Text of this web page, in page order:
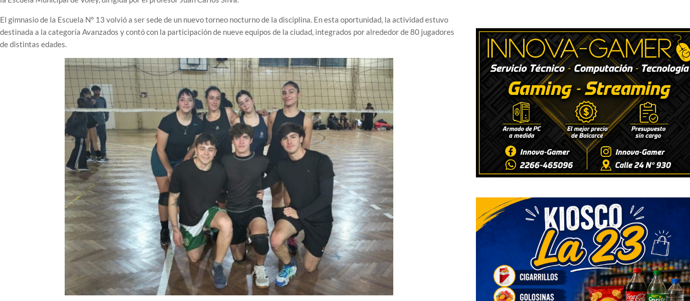
El gimnasio de la Escuela Nº 13 volvió a ser sede de un nuevo torneo nocturno de la disciplina. En esta oportunidad, la actividad estuvo
destinada a la categoría Avanzados y contó con la participación de nueve equipos de la ciudad, integrados por alrededor de 80 jugadores
de distintas edades.